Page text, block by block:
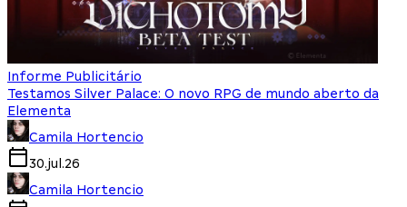
Informe Publicitário
Testamos Silver Palace: O novo RPG de mundo aberto da
Elementa
Camila Hortencio
30.jul.26
Camila Hortencio